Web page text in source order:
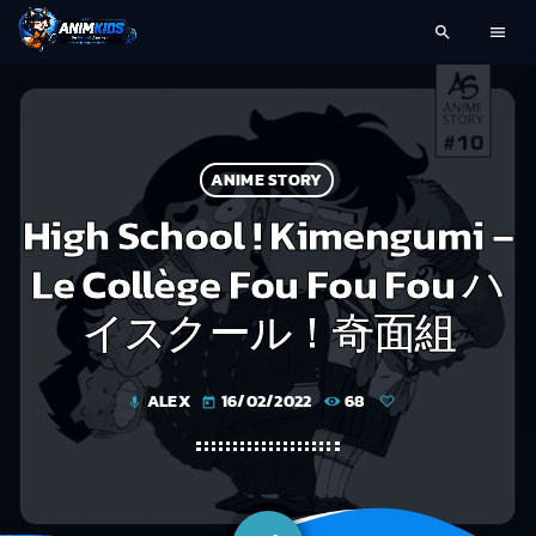
search menu
ANIME STORY
High School ! Kimengumi –
Le Collège Fou Fou Fou ハ
イスクール！奇面組
mic ALEX today 16/02/2022 68